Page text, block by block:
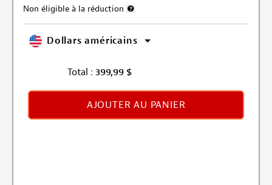
Non éligible à la réduction
Dollars américains
Total : 399,99 $
AJOUTER AU PANIER